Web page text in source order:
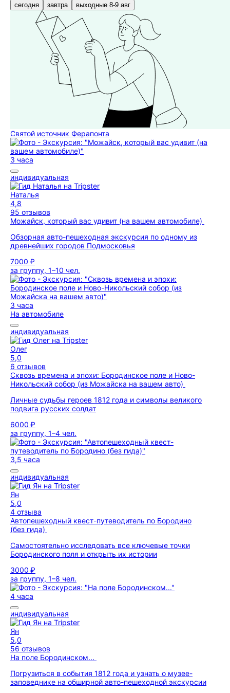
сегодня завтра выходные 8-9 авг
Святой источник Ферапонта
3 часа
индивидуальная
Наталья
4,8
95 отзывов
Можайск, который вас удивит (на вашем автомобиле)
Обзорная авто-пешеходная экскурсия по одному из
древнейших городов Подмосковья
7000 ₽
за группу, 1–10 чел.
3 часа
На автомобиле
индивидуальная
Олег
5,0
6 отзывов
Сквозь времена и эпохи: Бородинское поле и Ново-
Никольский собор (из Можайска на вашем авто)
Личные судьбы героев 1812 года и символы великого
подвига русских солдат
6000 ₽
за группу, 1–4 чел.
3,5 часа
индивидуальная
Ян
5,0
4 отзыва
Автопешеходный квест-путеводитель по Бородино
(без гида)
Самостоятельно исследовать все ключевые точки
Бородинского поля и открыть их истории
3000 ₽
за группу, 1–8 чел.
4 часа
индивидуальная
Ян
5,0
56 отзывов
На поле Бородинском...
Погрузиться в события 1812 года и узнать о музее-
заповеднике на обширной авто-пешеходной экскурсии